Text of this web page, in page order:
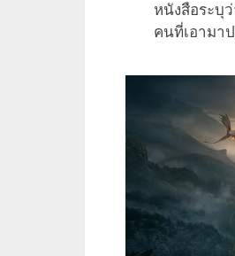
หนังสือระบุ
คนที่เอามา